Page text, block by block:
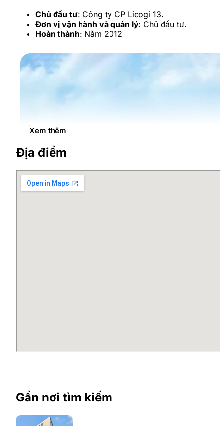
Chủ đầu tư: Công ty CP Licogi 13.
Đơn vị vận hành và quản lý: Chủ đầu tư.
Hoàn thành: Năm 2012
Xem thêm
Địa điểm
Gần nơi tìm kiếm